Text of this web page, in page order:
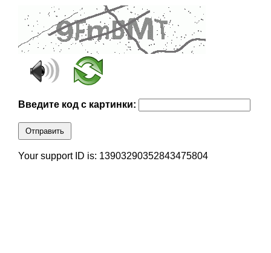
Введите код с картинки:
Отправить
Your support ID is: 13903290352843475804